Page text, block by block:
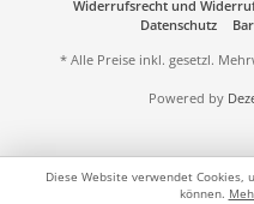
Widerrufsrecht und
Datenschutz
* Alle Preise inkl. gesetzl.
Powered by
Diese Website verwendet Cookies,
können.